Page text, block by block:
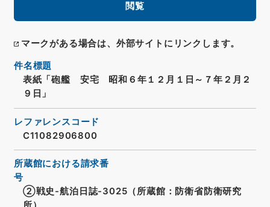
閲覧
マークがある場合は、外部サイトにリンクします。
件名標題
表紙「砲艦 安宅 昭和６年１２月１日～７年２月２
９日」
レファレンスコード
C11082906800
所蔵館における請求番
号
②戦史-航泊日誌-3025（所蔵館：防衛省防衛研究